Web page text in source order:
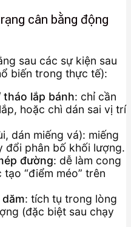
cân bằng động
sau các sự kiện sau
biến trong thực tế):
lắp bánh: chỉ cần
hoặc chì dán sai vị trí
dán miếng vá): miếng
đổi phân bố khối lượng.
đường: dễ làm cong
“điểm méo” trên
: tích tụ trong lòng
(đặc biệt sau chạy